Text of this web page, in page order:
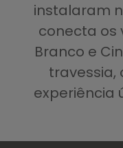
instalaram
conecta os
Branco e
travessia,
experiência